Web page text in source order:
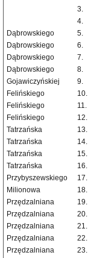
3.
4.
Dąbrowskiego
5.
Dąbrowskiego
6.
Dąbrowskiego
7.
Dąbrowskiego
8.
Gojawiczyńskiej
9.
Felińskiego
10.
Felińskiego
11.
Felińskiego
12.
Tatrzańska
13.
Tatrzańska
14.
Tatrzańska
15.
Tatrzańska
16.
Przybyszewskiego
17.
Milionowa
18.
Przędzalniana
19.
Przędzalniana
20.
Przędzalniana
21.
Przędzalniana
22.
Przędzalniana
23.